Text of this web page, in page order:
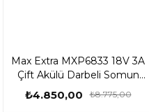
Max Extra MXP6833 18V 3A
Çift Akülü Darbeli Somun
Sıkma
₺4.850,00 ₺8.775,00